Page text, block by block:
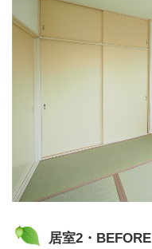
居室2・BEFORE